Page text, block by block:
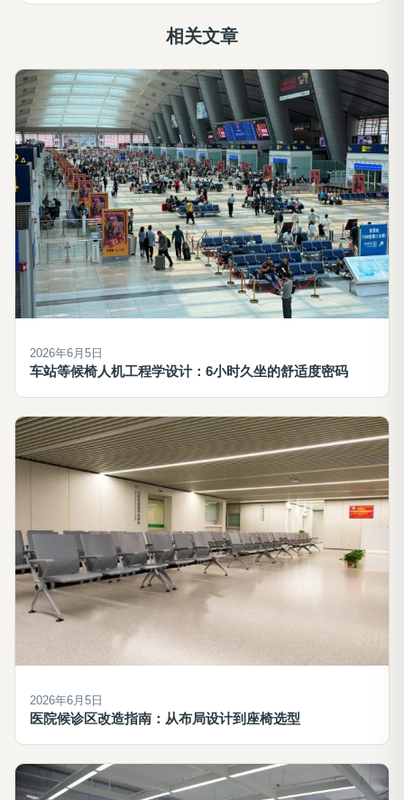
相关文章
2026年6月5日
车站等候椅人机工程学设计：6小时久坐的舒适度密码
2026年6月5日
医院候诊区改造指南：从布局设计到座椅选型